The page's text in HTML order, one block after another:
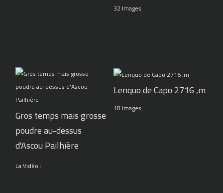
32 Images
Gros temps mais grosse
poudre au-dessus
d'Ascou Pailhière
La Vidéo :
Lenquo de Capo 2716 ,m
18 Images